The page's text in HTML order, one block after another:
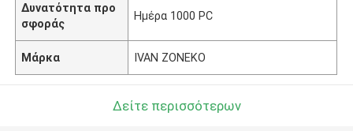
Δυνατότητα προ
σφοράς
Ημέρα 1000 PC
Μάρκα IVAN ZONEKO
Δείτε περισσότερων